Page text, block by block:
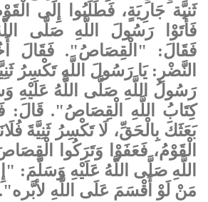
ثَنيَّة جَارِيَةٍ، فَطَلَبُوا إِلَى
فَأَتَوْا رَسُولَ اللَّهِ صَلَّى
فَقَالَ: "الْقِصَاصُ". فَقَالَ
النَّضْرِ: يَا رَسُولَ اللَّهِ تَكْسِرُ
رَسُولُ اللَّهِ صَلَّى اللَّهُ عَلَيْهِ
كِتَابُ اللَّهِ الْقِصَاصُ". قَالَ:
بَعَثَكَ بِالْحَقِّ، لَا تَكْسِرُ ثَنِيَّةَ
الْقَوْمُ، فَعَفَوْا وَتَرَكُوا
اللَّهِ صَلَّى اللَّهُ عَلَيْهِ وَسَلَّمَ:
مَنْ لَوْ أَقْسَمَ عَلَى اللَّهِ لأبَّره".